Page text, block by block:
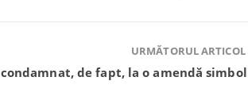
URMĂTORUL ARTICOL
de fapt, la o amendă